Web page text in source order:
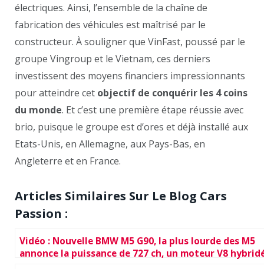
électriques. Ainsi, l’ensemble de la chaîne de
fabrication des véhicules est maîtrisé par le
constructeur. À souligner que VinFast, poussé par le
groupe Vingroup et le Vietnam, ces derniers
investissent des moyens financiers impressionnants
pour atteindre cet objectif de conquérir les 4 coins
du monde. Et c’est une première étape réussie avec
brio, puisque le groupe est d’ores et déjà installé aux
Etats-Unis, en Allemagne, aux Pays-Bas, en
Angleterre et en France.
Articles Similaires Sur Le Blog Cars
Passion :
Vidéo : Nouvelle BMW M5 G90, la plus lourde des M5
annonce la puissance de 727 ch, un moteur V8